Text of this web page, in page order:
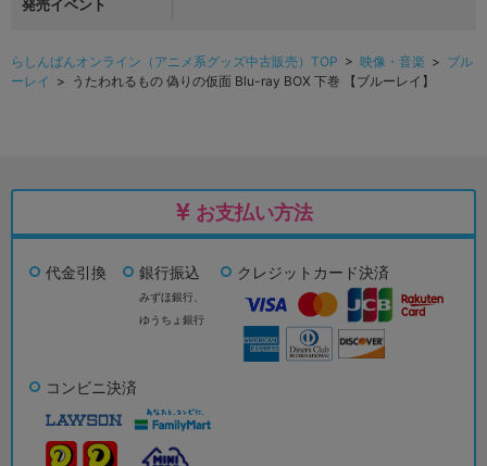
発売イベント
らしんばんオンライン（アニメ系グッズ中古販売）TOP > 映像・音楽 > ブル
ーレイ > うたわれるもの 偽りの仮面 Blu-ray BOX 下巻 【ブルーレイ】
お支払い方法
代金引換 銀行振込
みずほ銀行、
ゆうちょ銀行
クレジットカード決済
コンビニ決済